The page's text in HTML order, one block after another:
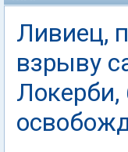
Ливиец,
взрыву
Локерби,